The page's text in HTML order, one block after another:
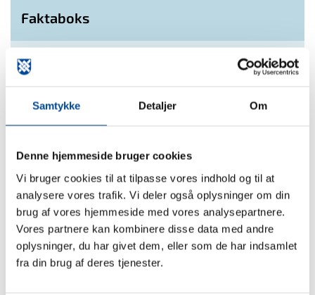
Samtykke Detaljer Om
Denne hjemmeside bruger cookies
Vi bruger cookies til at tilpasse vores indhold og til at
analysere vores trafik. Vi deler også oplysninger om din
brug af vores hjemmeside med vores analysepartnere.
Vores partnere kan kombinere disse data med andre
oplysninger, du har givet dem, eller som de har indsamlet
fra din brug af deres tjenester.
Faktaboks
Beskyttelsesrum og sikringsrum er betegnelser der
dækker alle typer af forstærkede rum, hvis formål er at
I fredstid kan beskyttelsesrum benyttes til andre formål.
brugbarhed som beskyttelsesrum og rummene skal
kunne klargøres indenfor kort tid.
Læs mere på Beredskabstyrelseshjemmeside.